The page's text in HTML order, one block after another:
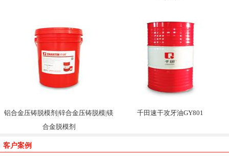
铝合金压铸脱模剂|锌合金压铸脱模|镁
合金脱模剂
千田速干攻牙油GY801
客户案例